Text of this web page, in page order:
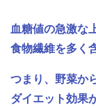
血糖値の急激な
食物繊維を多く
つまり、野菜か
ダイエット効果